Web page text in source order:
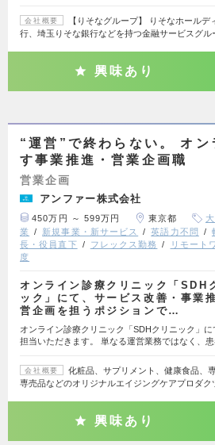
会社概要
【りそなグループ】 りそなホール
行、埼玉りそな銀行などを持つ金融サービスグル
興味あり
“運営”で終わらない。 オン
す事業推進・営業企画職
営業企画
アンファー株式会社
450万円 ～ 599万円 東京都
業
新規事業・新サービス 英語力不問
長・役員直下
フレックス勤務 リモート
度
オンライン診療クリニック「SDH
ック」にて、サービス改善・事業
営企画を担うポジションで…
オンライン診療クリニック「SDHクリニック」
担当いただきます。 単なる運営業務ではなく、患
会社概要
化粧品、サプリメント、健康食品、
専売品などのオリジナルエイジングケアプロダク
興味あり